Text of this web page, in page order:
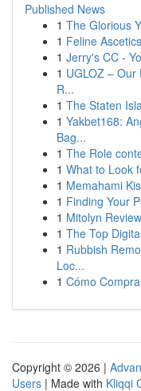
Published News
1 The Glorious
1 Feline
1 Jerry's CC -
1 UGLOZ –
R...
1 The Staten
1 Yakbet168:
Bag...
1 The Role
1 What to Look
1 Memahami
1 Finding Your
1 Mitolyn
1 The Top
1 Rubbish
Loc...
1 Cómo
Copyright © 2026 |
Users | Made with Kliqqi